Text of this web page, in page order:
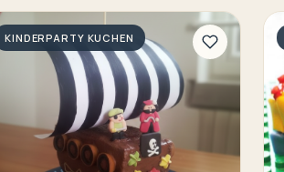
KINDERPARTY KUCHEN